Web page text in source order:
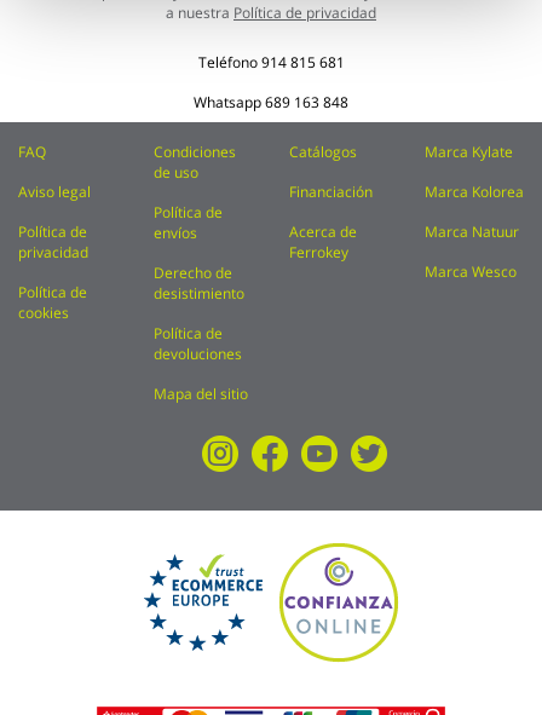
de
a nuestra Política de privacidad
Teléfono914 815 681
Whatsapp689 163 848
FAQ
Aviso legal
Política de
privacidad
Política de
cookies
Condiciones
de uso
Política de
envíos
Derecho de
desistimiento
Política de
devoluciones
Mapa del sitio
Catálogos
Financiación
Acerca de
Ferrokey
Marca Kylate
Marca Kolorea
Marca Natuur
Marca Wesco